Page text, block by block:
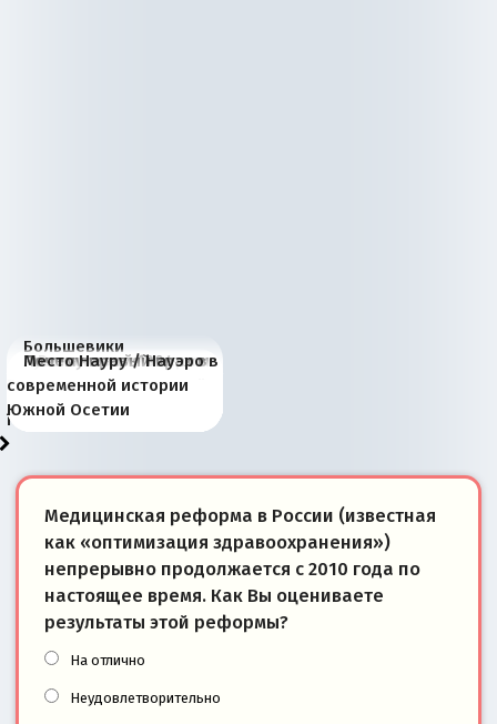
Большевики
отличаются от «Яблока»
тем, что они -
победители
Киевская марионетка
Запада рассказала о
«переобувании» хозяев
В России назрели
перемены: 15 шагов к
суверенной экономике
Миграционный пожар
Европы
Россия начинает
сбрасывать балласт
Анкориджа
Россия зимой 1904
года: первые уступки во
внутренней политике
Русская нация вчера и
сегодня
Почему правый крах в
Варшаве не поможет её
отношениям с Россией?
Место Науру / Науэро в
современной истории
Южной Осетии
Медицинская реформа в России (известная
как «оптимизация здравоохранения»)
непрерывно продолжается с 2010 года по
настоящее время. Как Вы оцениваете
результаты этой реформы?
На отлично
Неудовлетворительно